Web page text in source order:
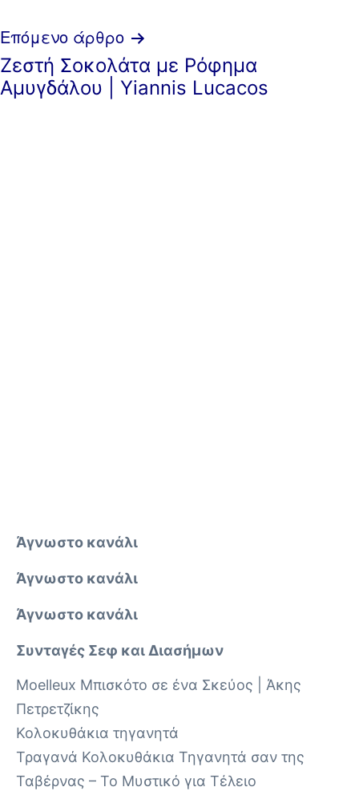
Επόμενο άρθρο
Zεστή Σοκολάτα με Ρόφημα
Αμυγδάλου | Yiannis Lucacos
Άγνωστο κανάλι
Άγνωστο κανάλι
Άγνωστο κανάλι
Συνταγές Σεφ και Διασήμων
Moelleux Μπισκότο σε ένα Σκεύος | Άκης
Πετρετζίκης
Κολοκυθάκια τηγανητά
Τραγανά Κολοκυθάκια Τηγανητά σαν της
Ταβέρνας – Το Μυστικό για Τέλειο